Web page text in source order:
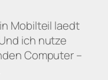
Mobilteil laedt
ich nutze
Computer –